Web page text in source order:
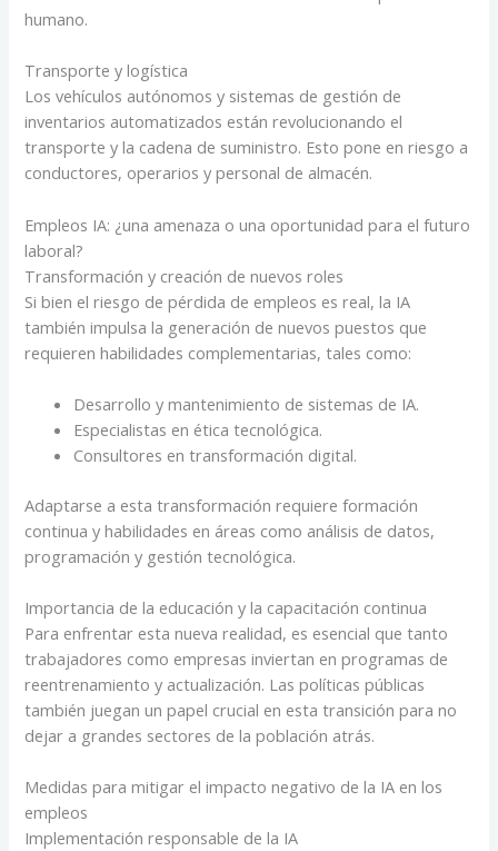
humano.
Transporte y logística
Los vehículos autónomos y sistemas de gestión de
inventarios automatizados están revolucionando el
transporte y la cadena de suministro. Esto pone en riesgo a
conductores, operarios y personal de almacén.
Empleos IA: ¿una amenaza o una oportunidad para el futuro
laboral?
Transformación y creación de nuevos roles
Si bien el riesgo de pérdida de empleos es real, la IA
también impulsa la generación de nuevos puestos que
requieren habilidades complementarias, tales como:
Desarrollo y mantenimiento de sistemas de IA.
Especialistas en ética tecnológica.
Consultores en transformación digital.
Adaptarse a esta transformación requiere formación
continua y habilidades en áreas como análisis de datos,
programación y gestión tecnológica.
Importancia de la educación y la capacitación continua
Para enfrentar esta nueva realidad, es esencial que tanto
trabajadores como empresas inviertan en programas de
reentrenamiento y actualización. Las políticas públicas
también juegan un papel crucial en esta transición para no
dejar a grandes sectores de la población atrás.
Medidas para mitigar el impacto negativo de la IA en los
empleos
Implementación responsable de la IA